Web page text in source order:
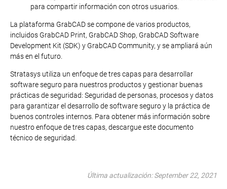
para compartir información con otros usuarios.
La plataforma GrabCAD se compone de varios productos,
incluidos GrabCAD Print, GrabCAD Shop, GrabCAD Software
Development Kit (SDK) y GrabCAD Community, y se ampliará aún
más en el futuro.
Stratasys utiliza un enfoque de tres capas para desarrollar
software seguro para nuestros productos y gestionar buenas
prácticas de seguridad: Seguridad de personas, procesos y datos
para garantizar el desarrollo de software seguro y la práctica de
buenos controles internos. Para obtener más información sobre
nuestro enfoque de tres capas, descargue este documento
técnico de seguridad.
Última actualización: September 22, 2021